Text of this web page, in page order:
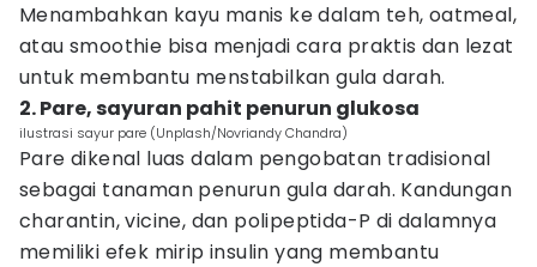
Menambahkan kayu manis ke dalam teh, oatmeal,
atau smoothie bisa menjadi cara praktis dan lezat
untuk membantu menstabilkan gula darah.
2. Pare, sayuran pahit penurun glukosa
ilustrasi sayur pare (Unplash/Novriandy Chandra)
Pare dikenal luas dalam pengobatan tradisional
sebagai tanaman penurun gula darah. Kandungan
charantin, vicine, dan polipeptida-P di dalamnya
memiliki efek mirip insulin yang membantu